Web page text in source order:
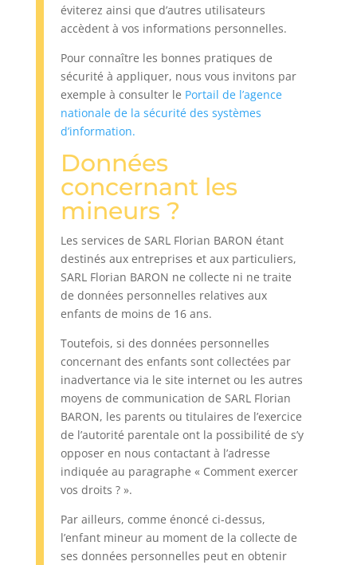
éviterez ainsi que d’autres utilisateurs
accèdent à vos informations personnelles.
Pour connaître les bonnes pratiques de
sécurité à appliquer, nous vous invitons par
exemple à consulter le Portail de l’agence
nationale de la sécurité des systèmes
d’information.
Données
concernant les
mineurs ?
Les services de SARL Florian BARON étant
destinés aux entreprises et aux particuliers,
SARL Florian BARON ne collecte ni ne traite
de données personnelles relatives aux
enfants de moins de 16 ans.
Toutefois, si des données personnelles
concernant des enfants sont collectées par
inadvertance via le site internet ou les autres
moyens de communication de SARL Florian
BARON, les parents ou titulaires de l’exercice
de l’autorité parentale ont la possibilité de s’y
opposer en nous contactant à l’adresse
indiquée au paragraphe « Comment exercer
vos droits ? ».
Par ailleurs, comme énoncé ci-dessus,
l’enfant mineur au moment de la collecte de
ses données personnelles peut en obtenir